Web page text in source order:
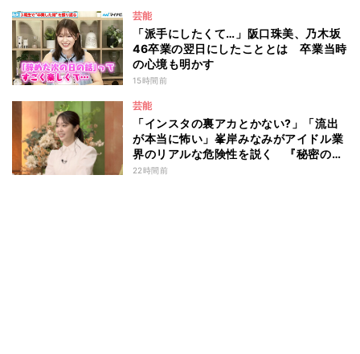
芸能
「派手にしたくて…」阪口珠美、乃木坂
46卒業の翌日にしたこととは 卒業当時
の心境も明かす
15時間前
芸能
「インスタの裏アカとかない?」「流出
が本当に怖い」峯岸みなみがアイドル業
界のリアルな危険性を説く 『秘密のマ
マ園』特別編
22時間前